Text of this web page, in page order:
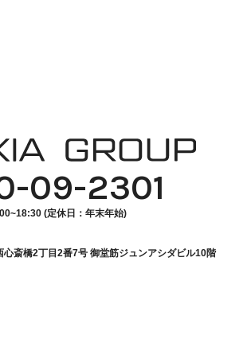
09-2301
(定休日：年末年始)
心斎橋2丁目2番7号 御堂筋ジュンアシダビル10階